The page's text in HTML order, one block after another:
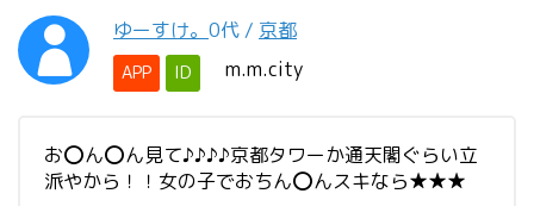
ゆーすけ。 0代 / 京都
APP ID m.m.city
お⭕ん⭕ん見て♪♪♪♪京都タワーか通天閣ぐらい立
派やから！！女の子でおちん⭕んスキなら★★★